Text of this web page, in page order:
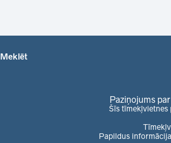
Meklēt
Paziņojums
Šīs tīmekļvietnes
Papildus